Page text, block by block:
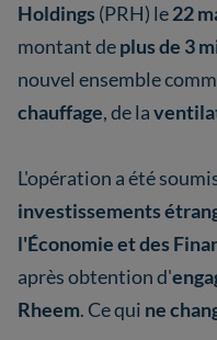
Holdings (PRH) le22
montant deplus de 3
nouvel ensemble
chauffage, de la
L'opération a été
investissements
l'Économie et des
après obtention d'
Rheem. Ce qui ne